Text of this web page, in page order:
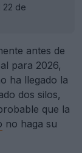
22 de
antes de
para 2026,
ha llegado la
dos silos,
que la
no haga su